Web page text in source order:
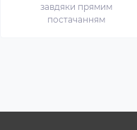
завдяки прямим
постачанням